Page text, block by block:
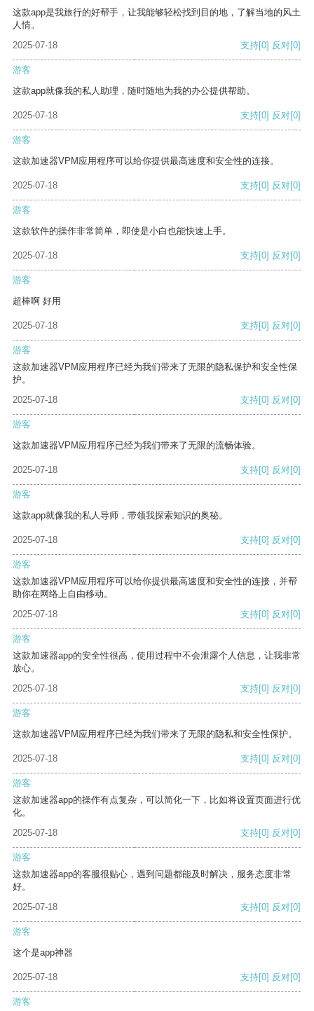
这款app是我旅行的好帮手，让我能够轻松找到目的地，了解当地的风土
人情。
2025-07-18
支持[0] 反对[0]
游客
这款app就像我的私人助理，随时随地为我的办公提供帮助。
2025-07-18 支持[0] 反对[0]
游客
这款加速器VPM应用程序可以给你提供最高速度和安全性的连接。
2025-07-18 支持[0] 反对[0]
游客
这款软件的操作非常简单，即使是小白也能快速上手。
2025-07-18 支持[0] 反对[0]
游客
超棒啊 好用
2025-07-18 支持[0] 反对[0]
游客
这款加速器VPM应用程序已经为我们带来了无限的隐私保护和安全性保
护。
2025-07-18
支持[0] 反对[0]
游客
这款加速器VPM应用程序已经为我们带来了无限的流畅体验。
2025-07-18 支持[0] 反对[0]
游客
这款app就像我的私人导师，带领我探索知识的奥秘。
2025-07-18 支持[0] 反对[0]
游客
这款加速器VPM应用程序可以给你提供最高速度和安全性的连接，并帮
助你在网络上自由移动。
2025-07-18
支持[0] 反对[0]
游客
这款加速器app的安全性很高，使用过程中不会泄露个人信息，让我非常
放心。
2025-07-18
支持[0] 反对[0]
游客
这款加速器VPM应用程序已经为我们带来了无限的隐私和安全性保护。
2025-07-18 支持[0] 反对[0]
游客
这款加速器app的操作有点复杂，可以简化一下，比如将设置页面进行优
化。
2025-07-18
支持[0] 反对[0]
游客
这款加速器app的客服很贴心，遇到问题都能及时解决，服务态度非常
好。
2025-07-18
支持[0] 反对[0]
游客
这个是app神器
2025-07-18 支持[0] 反对[0]
游客